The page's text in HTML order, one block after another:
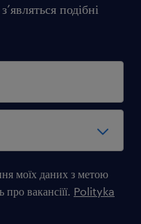
подібні
моїх даних з метою
вакансіїї. Polityka